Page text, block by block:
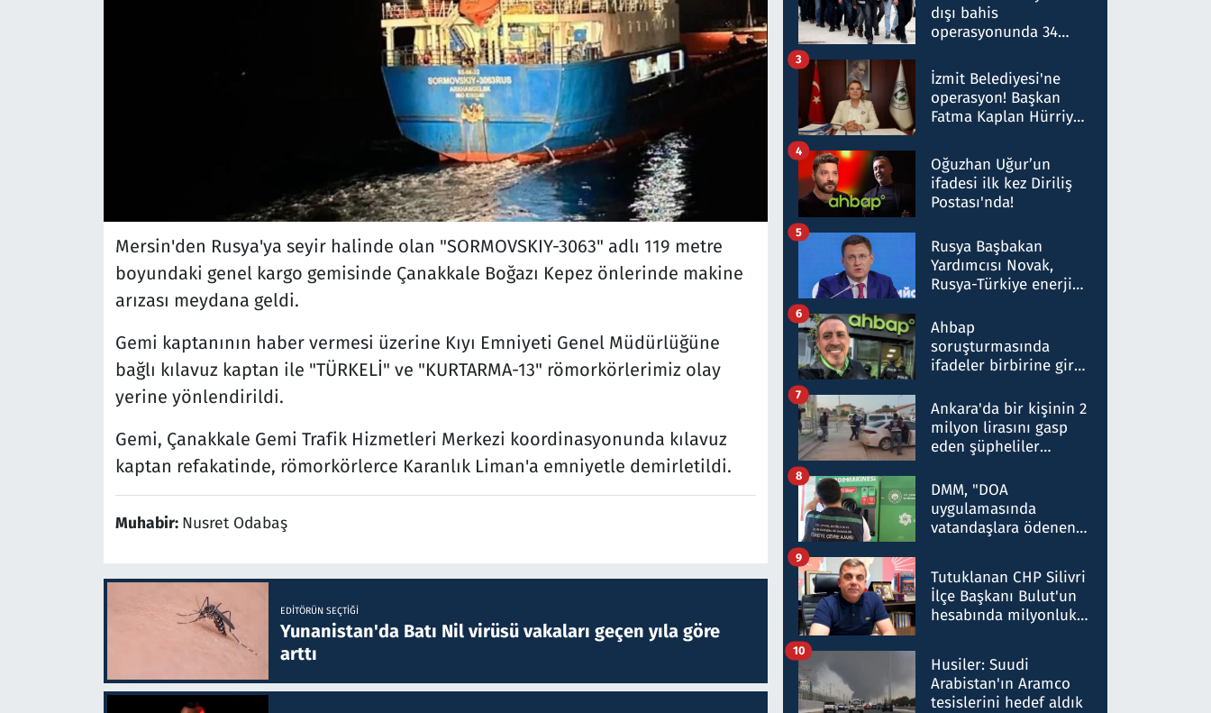
Mersin'den Rusya'ya seyir halinde olan "SORMOVSKIY-3063" adlı 119 metre
boyundaki genel kargo gemisinde Çanakkale Boğazı Kepez önlerinde makine
arızası meydana geldi.
Gemi kaptanının haber vermesi üzerine Kıyı Emniyeti Genel Müdürlüğüne
bağlı kılavuz kaptan ile "TÜRKELİ" ve "KURTARMA-13" römorkörlerimiz olay
yerine yönlendirildi.
Gemi, Çanakkale Gemi Trafik Hizmetleri Merkezi koordinasyonunda kılavuz
kaptan refakatinde, römorkörlerce Karanlık Liman'a emniyetle demirletildi.
Muhabir: Nusret Odabaş
EDITÖRÜN SEÇTIĞI
Yunanistan'da Batı Nil virüsü vakaları geçen yıla göre
arttı
dışı bahis
operasyonunda 34
Milyar liralık para
trafiği tespit edildi
İzmit Belediyesi'ne
operasyon! Başkan
Fatma Kaplan Hürriyet
3
Oğuzhan Uğur’un
ifadesi ilk kez Diriliş
Postası'nda!
4
Rusya Başbakan
Yardımcısı Novak,
Rusya-Türkiye enerji
nitelikte olduğunu
belirtti
5
Ahbap
soruşturmasında
ifadeler birbirine girdi:
ifadelerinden ortaya
çıkan tablo şok etti
6
Ankara'da bir kişinin 2
milyon lirasını gasp
eden şüpheliler
7
DMM, "DOA
uygulamasında
vatandaşlara ödenen
düşürüldüğü" iddiasını
yalanladı
8
Tutuklanan CHP Silivri
İlçe Başkanı Bulut'un
hesabında milyonluk
talimat verdi, ben
gönderdim
9
Husiler: Suudi
Arabistan'ın Aramco
tesislerini hedef aldık
10